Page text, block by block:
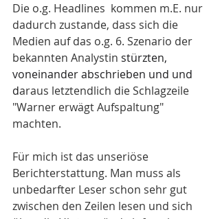
Die o.g. Headlines  kommen m.E. nur
dadurch zustande, dass sich die
Medien auf das o.g. 6. Szenario der
bekannten Analystin stürzten,
voneinander abschrieben und und
daraus letztendlich die Schlagzeile
"Warner erwägt Aufspaltung"
machten.
Für mich ist das unseriöse
Berichterstattung. Man muss als
unbedarfter Leser schon sehr gut
zwischen den Zeilen lesen und sich